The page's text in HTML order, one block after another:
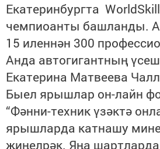
Екатеринбургта
чемпиоанты башланды.
15 иленнән 300
Анда автогигантның
Екатерина Матвеева
Быел ярышлар он-лайн
“Фәнни-техник үзәктә
ярышларда катнашу
җиңелрәк. Яңа